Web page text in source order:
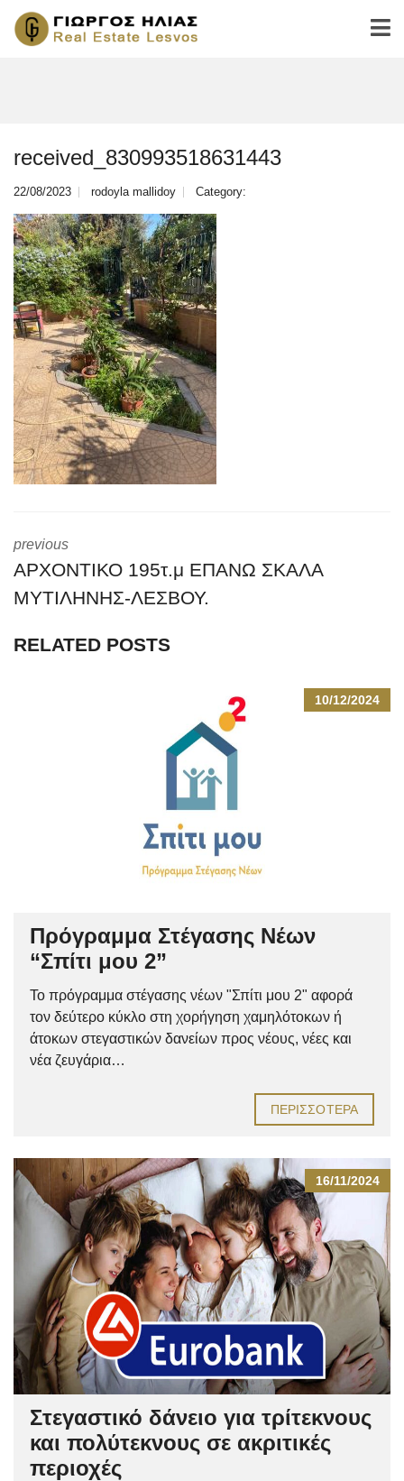
received_830993518631443
22/08/2023 rodoyla mallidoy Category:
previous
ΑΡΧΟΝΤΙΚΟ 195τ.μ ΕΠΑΝΩ ΣΚΑΛΑ
ΜΥΤΙΛΗΝΗΣ-ΛΕΣΒΟΥ.
RELATED POSTS
10/12/2024
Πρόγραμμα Στέγασης Νέων
“Σπίτι μου 2”
Το πρόγραμμα στέγασης νέων "Σπίτι μου 2" αφορά
τον δεύτερο κύκλο στη χορήγηση χαμηλότοκων ή
άτοκων στεγαστικών δανείων προς νέους, νέες και
νέα ζευγάρια…
ΠΕΡΙΣΣΌΤΕΡΑ
16/11/2024
Στεγαστικό δάνειο για τρίτεκνους
και πολύτεκνους σε ακριτικές
περιοχές